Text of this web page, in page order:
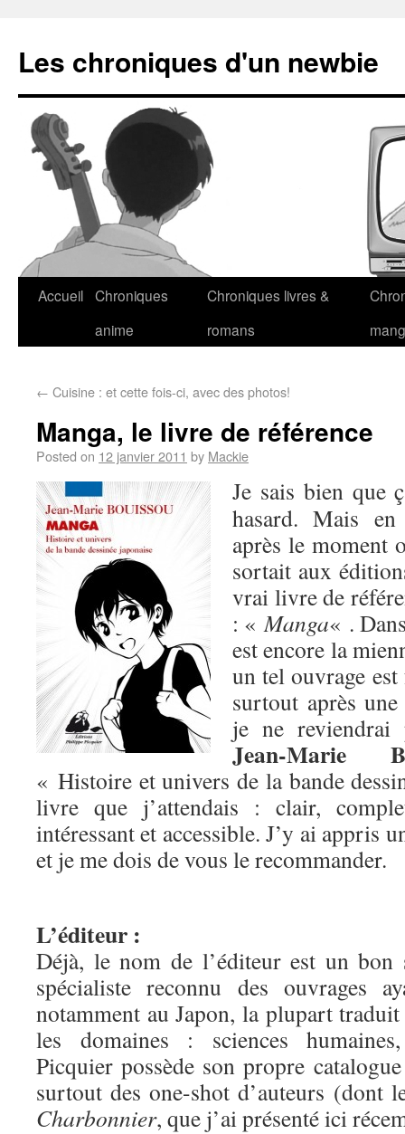
Les chroniques d'un newbie
Accueil Chroniques
anime
Chroniques livres &
romans
← Cuisine : et cette fois-ci, avec des photos!
Manga, le livre de référence
Posted on 12 janvier 2011 by Mackie
Je sais bien que
hasard. Mais
après le moment
sortait aux
vrai livre de
: «Manga« .
est encore la
un tel ouvrage
surtout après
je ne
Jean-Marie
« Histoire et univers de la bande
livre que j’attendais : clair,
intéressant et accessible. J’y ai appris
et je me dois de vous le recommander.
L’éditeur :
Déjà, le nom de l’éditeur est un
spécialiste reconnu des ouvrages
notamment au Japon, la plupart
les domaines : sciences
Picquier possède son propre
surtout des one-shot d’auteurs (dont
Charbonnier, que j’ai présenté ici